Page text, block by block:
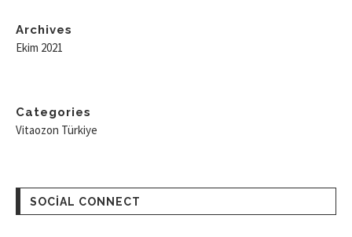
Archives
Ekim 2021
Categories
Vitaozon Türkiye
SOCIAL CONNECT